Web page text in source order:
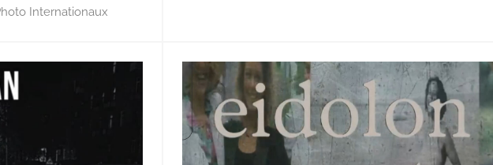
Internationaux